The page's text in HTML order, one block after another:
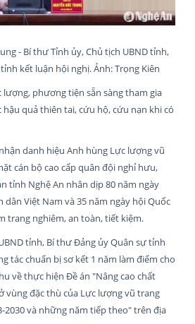
- Bí thư Tỉnh ủy, Chủ tịch UBND tỉnh,
kết luận hội nghị. Ảnh: Trọng Kiên
phương tiện sẵn sàng tham gia
quả thiên tai, cứu hộ, cứu nạn khi có
danh hiệu Anh hùng Lực lượng vũ
cán bộ cao cấp quân đội nghỉ hưu,
tỉnh Nghệ An nhân dịp 80 năm ngày
Việt Nam và 35 năm ngày hội Quốc
trang nghiêm, an toàn, tiết kiệm.
tỉnh, Bí thư Đảng ủy Quân sự tỉnh
tác chuẩn bị sơ kết 1 năm làm điểm cho
về thực hiện Đề án "Nâng cao chất
vùng đặc thù của Lực lượng vũ trang
2030 và những năm tiếp theo" trên địa